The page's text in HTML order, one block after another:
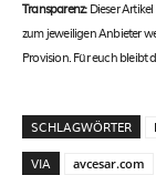
Transparenz:Dieser
zum jeweiligen Anbieter
Provision. Für euch bleibt
SCHLAGWÖRTER
VIA avcesar.com